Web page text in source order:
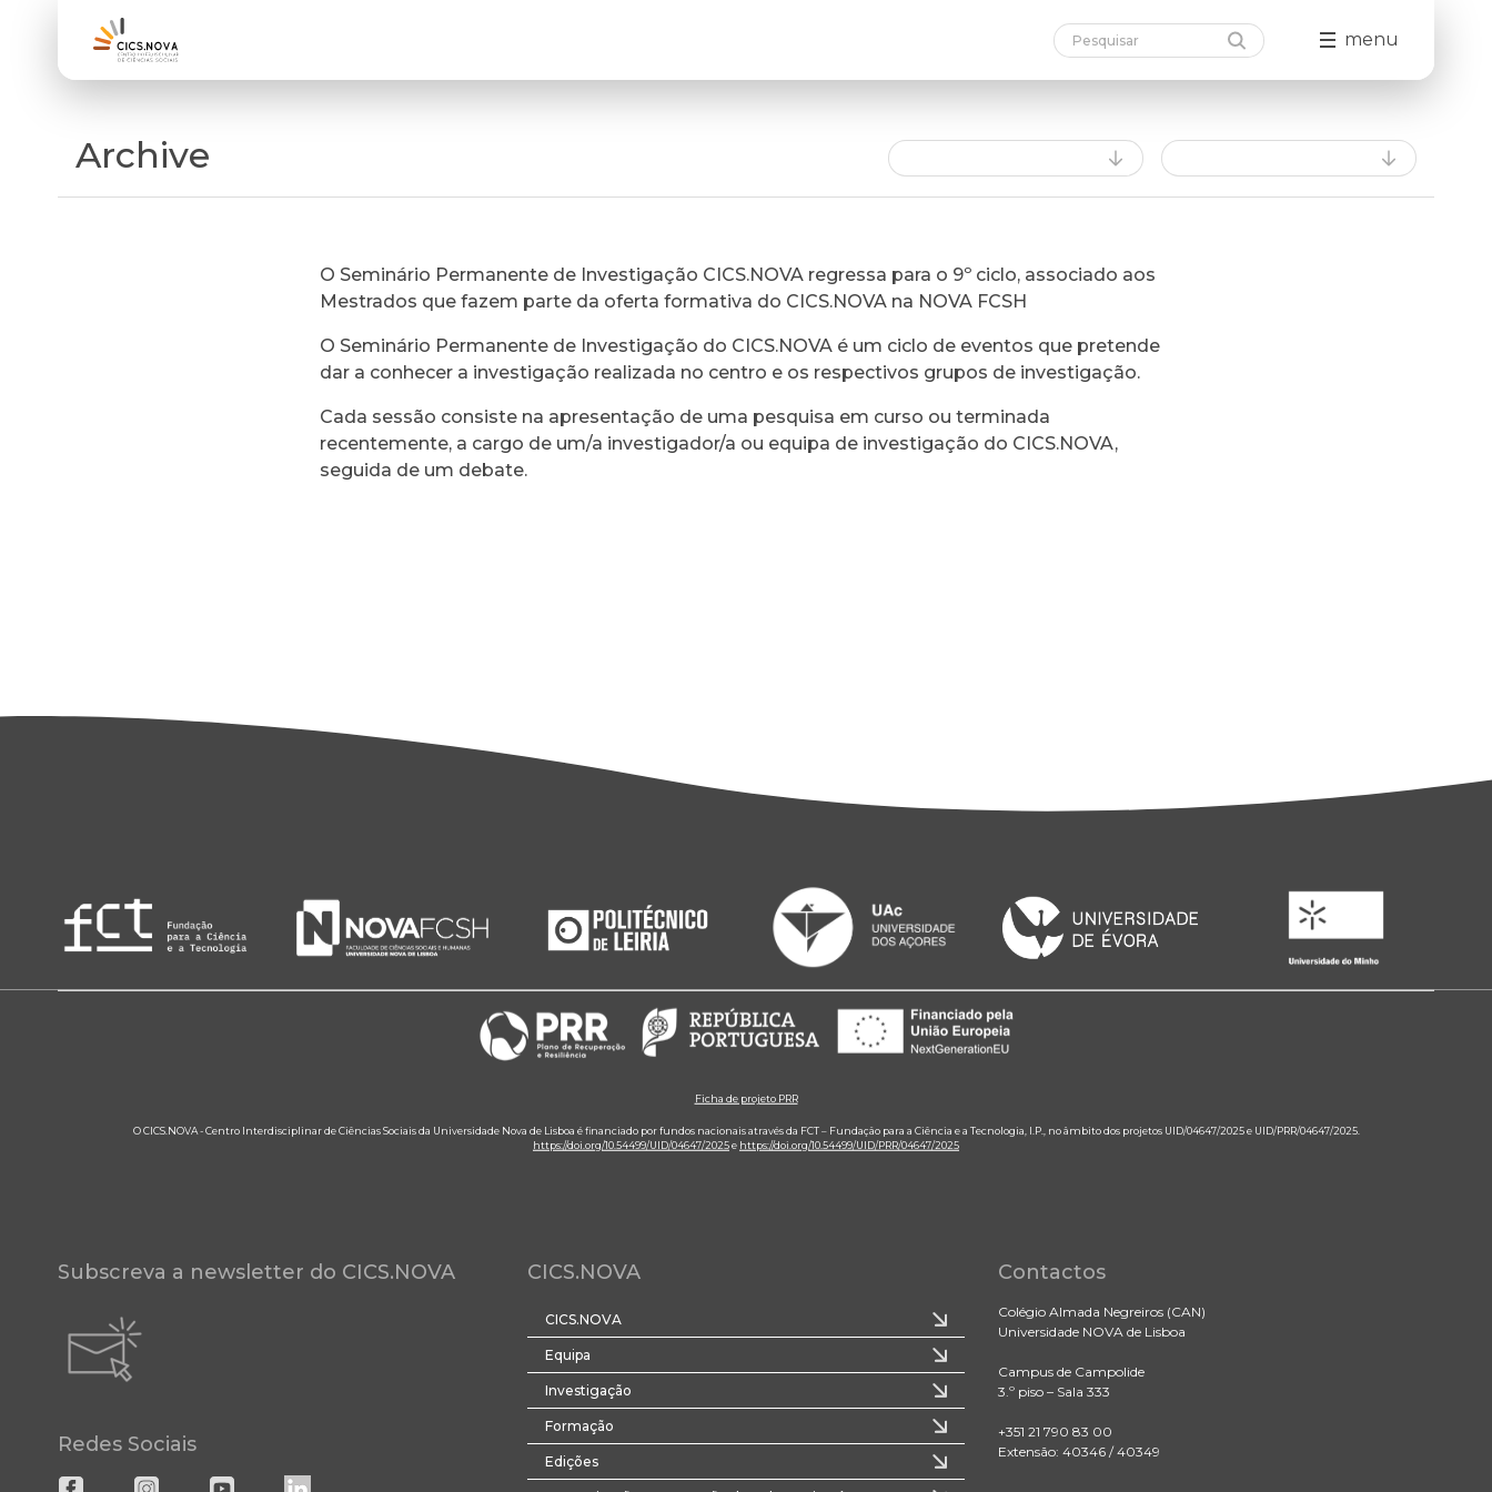
menu
Archive
O Seminário Permanente de Investigação CICS.NOVA regressa para o 9º ciclo, associado aos
Mestrados que fazem parte da oferta formativa do CICS.NOVA na NOVA FCSH
O Seminário Permanente de Investigação do CICS.NOVA é um ciclo de eventos que pretende
dar a conhecer a investigação realizada no centro e os respectivos grupos de investigação.
Cada sessão consiste na apresentação de uma pesquisa em curso ou terminada
recentemente, a cargo de um/a investigador/a ou equipa de investigação do CICS.NOVA,
seguida de um debate.
Ficha de projeto PRR
O CICS.NOVA - Centro Interdisciplinar de Ciências Sociais da Universidade Nova de Lisboa é financiado por fundos nacionais através da FCT – Fundação para a Ciência e a Tecnologia, I.P., no âmbito dos projetos UID/04647/2025 e UID/PRR/04647/2025.
https://doi.org/10.54499/UID/04647/2025e https://doi.org/10.54499/UID/PRR/04647/2025
Subscreva a newsletter do CICS.NOVA
Redes Sociais
CICS.NOVA
CICS.NOVA
Equipa
Investigação
Formação
Edições
Contactos
Colégio Almada Negreiros (CAN)
Universidade NOVA de Lisboa
Campus de Campolide
3.º piso – Sala 333
+351 21 790 83 00
Extensão: 40346 / 40349